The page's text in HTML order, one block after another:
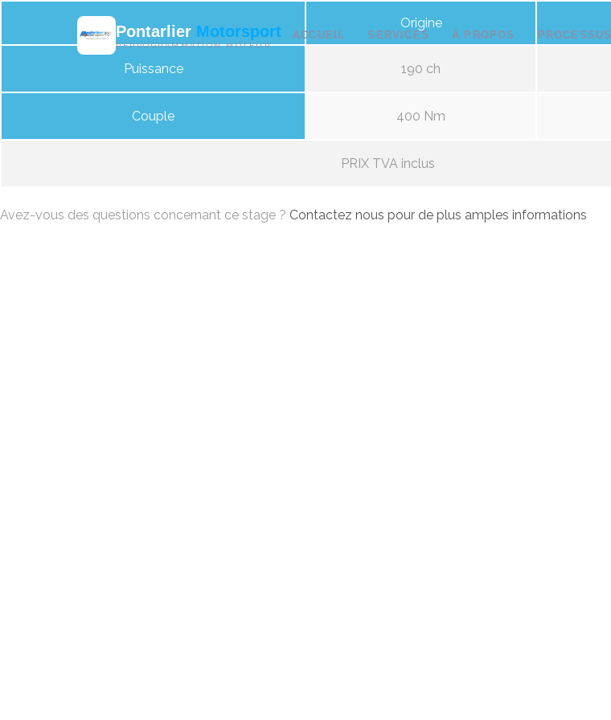
Pontarlier Motorsport
REPROGRAMMATION MOTEUR
ACCUEIL SERVICES À PROPOS PROCESSUS
Origine
Puissance 190 ch
Couple 400 Nm
PRIX TVA inclus
Avez-vous des questions concernant ce stage ? Contactez nous pour de plus amples informations